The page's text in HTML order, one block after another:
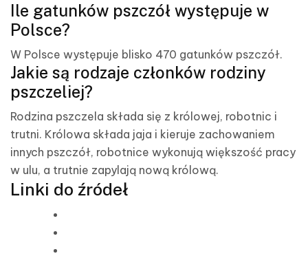
Ile gatunków pszczół występuje w
Polsce?
W Polsce występuje blisko 470 gatunków pszczół.
Jakie są rodzaje członków rodziny
pszczeliej?
Rodzina pszczela składa się z królowej, robotnic i
trutni. Królowa składa jaja i kieruje zachowaniem
innych pszczół, robotnice wykonują większość pracy
w ulu, a trutnie zapylają nową królową.
Linki do źródeł